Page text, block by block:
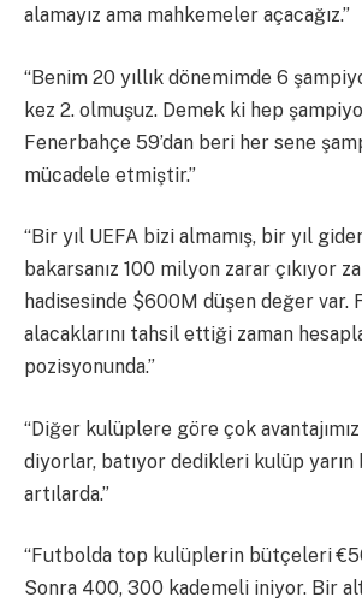
alamayız ama mahkemeler açacağız.”
“Benim 20 yıllık dönemimde 6
kez 2. olmuşuz. Demek ki hep
Fenerbahçe 59’dan beri her sene
mücadele etmiştir.”
“Bir yıl UEFA bizi almamış, bir yıl
bakarsanız 100 milyon zarar çıkıyor
hadisesinde $600M düşen değer var.
alacaklarını tahsil ettiği zaman
pozisyonunda.”
“Diğer kulüplere göre çok
diyorlar, batıyor dedikleri kulüp yarın
artılarda.”
“Futbolda top kulüplerin bütçeleri
Sonra 400, 300 kademeli iniyor. Bir